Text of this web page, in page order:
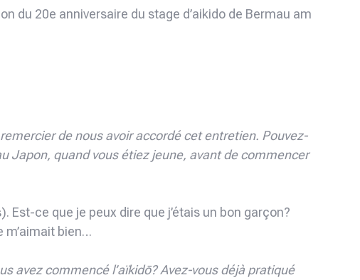
du 20e anniversaire du stage d’aikido de Bermau am
de nous avoir accordé cet entretien. Pouvez-
Japon, quand vous étiez jeune, avant de commencer
Est-ce que je peux dire que j’étais un bon garçon?
m’aimait bien…
avez commencé l’aïkidō? Avez-vous déjà pratiqué